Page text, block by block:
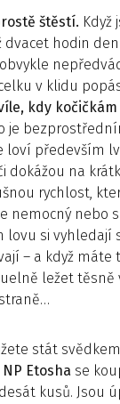
štěstí. Když
hodin
v klidu
kdy
je
loví především
dokážou na
rychlost,
nemocný nebo
lovu si vyhledají
– a když máte
ležet těsně
stát
NP Etosha se
kusů. Jsou